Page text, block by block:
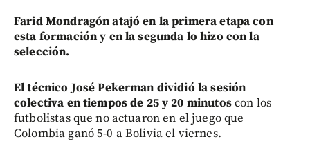
Farid Mondragón atajó en la primera etapa con
esta formación y en la segunda lo hizo con la
selección.
El técnico José Pekerman dividió la sesión
colectiva en tiempos de 25 y 20 minutoscon los
futbolistas que no actuaron en el juego que
Colombia ganó 5-0 a Bolivia el viernes.